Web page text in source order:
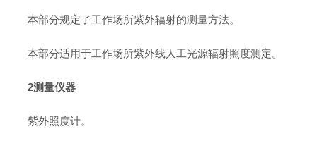
本部分规定了工作场所紫外辐射的测量方法。
本部分适用于工作场所紫外线人工光源辐射照度测定。
2测量仪器
紫外照度计。